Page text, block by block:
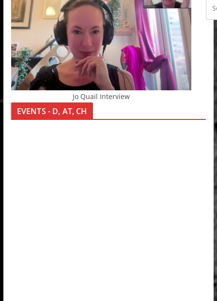
Jo Quail Interview
EVENTS - D, AT, CH